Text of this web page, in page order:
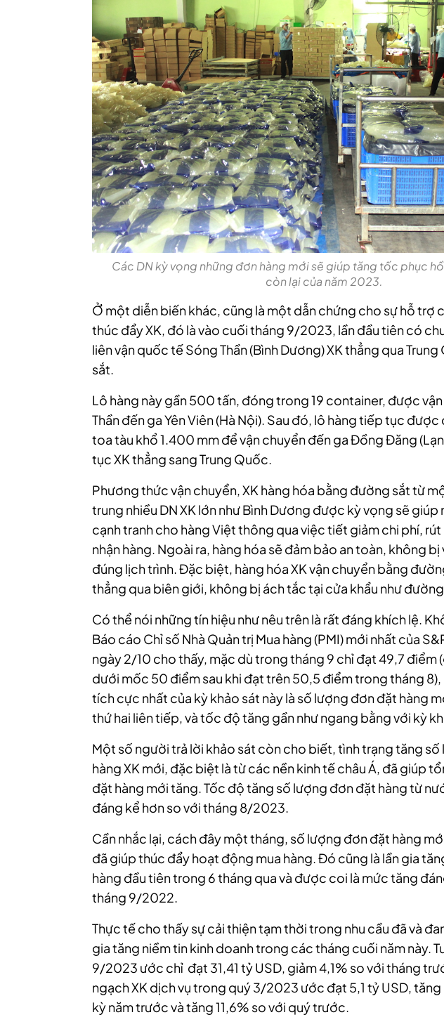
Các DN kỳ vọng những đơn hàng mới sẽ giúp tăng tốc phục
còn lại của năm 2023.
Ở một diễn biến khác, cũng là một dẫn chứng cho sự hỗ trợ
thúc đẩy XK, đó là vào cuối tháng 9/2023, lần đầu tiên có
liên vận quốc tế Sóng Thần (Bình Dương) XK thẳng qua
sắt.
Lô hàng này gần 500 tấn, đóng trong 19 container, được
Thần đến ga Yên Viên (Hà Nội). Sau đó, lô hàng tiếp tục
toa tàu khổ 1.400 mm để vận chuyển đến ga Đồng Đăng
tục XK thẳng sang Trung Quốc.
Phương thức vận chuyển, XK hàng hóa bằng đường sắt từ
trung nhiều DN XK lớn như Bình Dương được kỳ vọng sẽ giúp
cạnh tranh cho hàng Việt thông qua việc tiết giảm chi phí,
nhận hàng. Ngoài ra, hàng hóa sẽ đảm bảo an toàn, không
đúng lịch trình. Đặc biệt, hàng hóa XK vận chuyển bằng
thẳng qua biên giới, không bị ách tắc tại cửa khẩu như
Có thể nói những tín hiệu như nêu trên là rất đáng khích lệ.
Báo cáo Chỉ số Nhà Quản trị Mua hàng (PMI) mới nhất của
ngày 2/10 cho thấy, mặc dù trong tháng 9 chỉ đạt 49,7 điểm
dưới mốc 50 điểm sau khi đạt trên 50,5 điểm trong tháng
tích cực nhất của kỳ khảo sát này là số lượng đơn đặt hàng
thứ hai liên tiếp, và tốc độ tăng gần như ngang bằng với kỳ
Một số người trả lời khảo sát còn cho biết, tình trạng tăng
hàng XK mới, đặc biệt là từ các nền kinh tế châu Á, đã giúp
đặt hàng mới tăng. Tốc độ tăng số lượng đơn đặt hàng từ
đáng kể hơn so với tháng 8/2023.
Cần nhắc lại, cách đây một tháng, số lượng đơn đặt hàng
đã giúp thúc đẩy hoạt động mua hàng. Đó cũng là lần gia
hàng đầu tiên trong 6 tháng qua và được coi là mức tăng
tháng 9/2022.
Thực tế cho thấy sự cải thiện tạm thời trong nhu cầu đã và
gia tăng niềm tin kinh doanh trong các tháng cuối năm này.
9/2023 ước chỉ đạt 31,41 tỷ USD, giảm 4,1% so với tháng
ngạch XK dịch vụ trong quý 3/2023 ước đạt 5,1 tỷ USD,
kỳ năm trước và tăng 11,6% so với quý trước.